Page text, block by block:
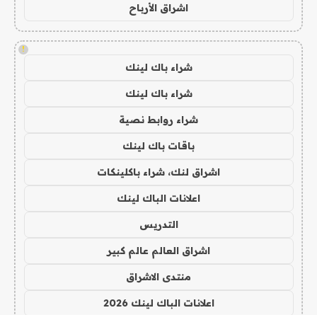
اشراق الأرباح
!
شراء باك لينك
شراء باك لينك
شراء روابط نصية
باقات باك لينك
اشراق لنك، شراء باكلينكات
اعلانات الباك لينك
التدريس
اشراق العالم عالم كبير
منتدى الاشراق
اعلانات الباك لينك 2026